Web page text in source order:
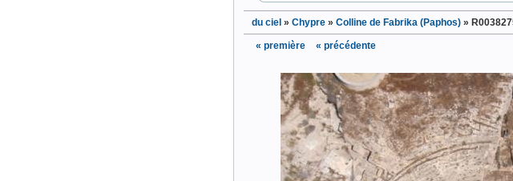
du ciel » Chypre » Colline de Fabrika (Paphos) »
« première « précédente